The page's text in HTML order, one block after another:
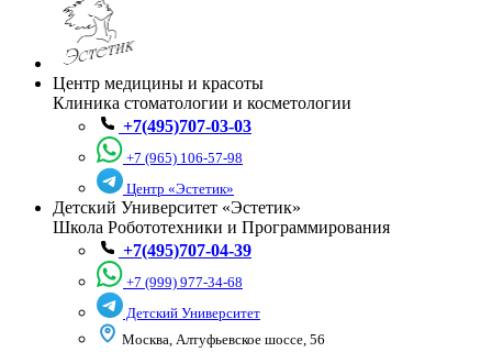
Центр медицины и красоты
Клиника стоматологии и косметологии
+7(495)707-03-03
+7 (965) 106-57-98
Центр «Эстетик»
Детский Университет «Эстетик»
Школа Робототехники и Программирования
+7(495)707-04-39
+7 (999) 977-34-68
Детский Университет
Москва, Алтуфьевское шоссе, 56